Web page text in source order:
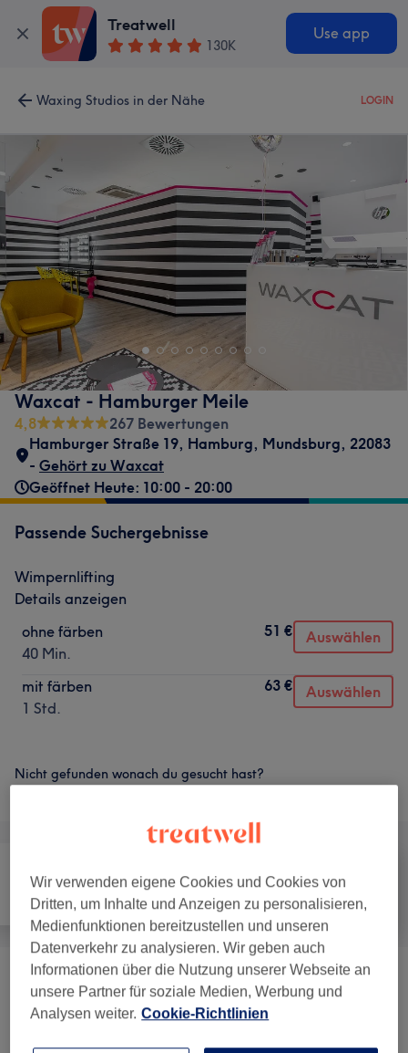
Treatwell
130K
Use app
Waxing Studios in der Nähe LOGIN
Waxcat - Hamburger Meile
4,8
267 Bewertungen
Hamburger Straße 19, Hamburg, Mundsburg, 22083
- Gehört zu Waxcat
Geöffnet Heute: 10:00 - 20:00
Passende Suchergebnisse
Wimpernlifting
Details anzeigen
ohne färben
40 Min.
51 € Auswählen
mit färben
1 Std.
63 € Auswählen
Nicht gefunden wonach du gesucht hast?
Alle Haarentfernung Gesicht
Augenbrauen & Wimpern ( 6 ) ab 15 €
Wir verwenden eigene Cookies und Cookies von
Dritten, um Inhalte und Anzeigen zu personalisieren,
Medienfunktionen bereitzustellen und unseren
Datenverkehr zu analysieren. Wir geben auch
Informationen über die Nutzung unserer Webseite an
unsere Partner für soziale Medien, Werbung und
Analysen weiter. Cookie-Richtlinien